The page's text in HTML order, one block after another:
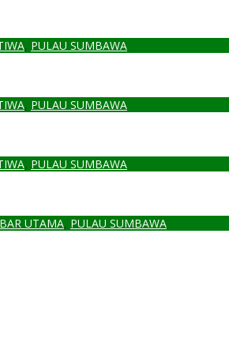
, PULAU SUMBAWA
, PULAU SUMBAWA
, PULAU SUMBAWA
UTAMA, PULAU SUMBAWA